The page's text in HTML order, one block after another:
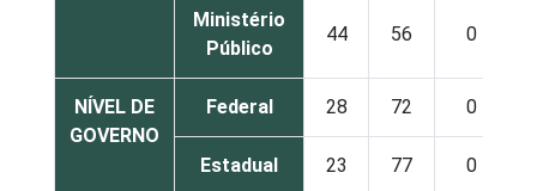
Ministério
Público
44 56 0
NÍVEL DE
GOVERNO
Federal 28 72 0
Estadual 23 77 0